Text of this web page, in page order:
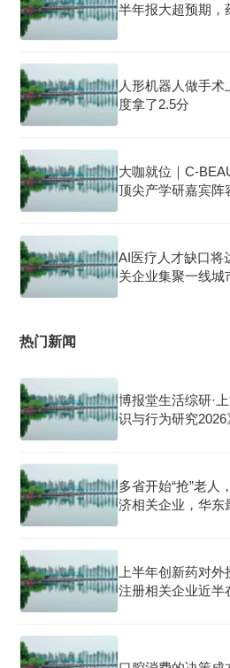
半年报大超预期，
人形机器人做手
度拿了2.5分
大咖就位｜C-
顶尖产学研嘉宾阵
AI医疗人才缺口将
关企业集聚一线城
热门新闻
博报堂生活综研·
识与行为研究2026
多省开始“抢”老人
济相关企业，华东
上半年创新药对
注册相关企业近半